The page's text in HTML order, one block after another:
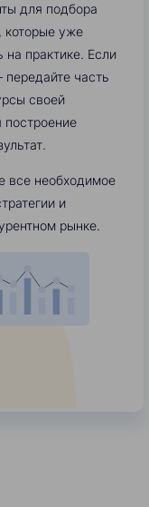
для подбора
которые уже
практике. Если
передайте часть
своей
все необходимое
и
рынке.